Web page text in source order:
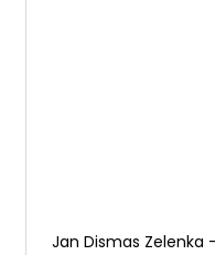
Jan Dismas Zelenka